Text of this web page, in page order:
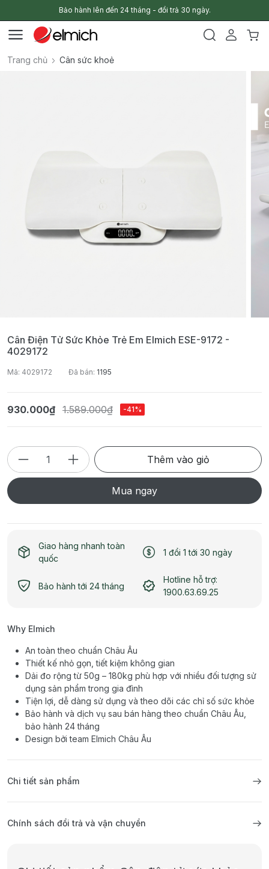
Bảo hành lên đến 24 tháng - đổi trả 30 ngày.
Trang chủ Cân sức khoẻ
Cân Điện Tử Sức Khỏe Trẻ Em Elmich ESE-9172 -
4029172
Mã: 4029172 Đã bán: 1195
930.000₫ 1.589.000₫ -41%
Thêm vào giỏ
Mua ngay
Giao hàng nhanh toàn
quốc
1 đổi 1 tới 30 ngày
Bảo hành tới 24 tháng
Hotline hỗ trợ:
1900.63.69.25
Why Elmich
An toàn theo chuẩn Châu Âu
Thiết kế nhỏ gọn, tiết kiệm không gian
Dải đo rộng từ 50g – 180kg phù hợp với nhiều đối tượng sử
dụng sản phẩm trong gia đình
Tiện lợi, dễ dàng sử dụng và theo dõi các chỉ số sức khỏe
Bảo hành và dịch vụ sau bán hàng theo chuẩn Châu Âu,
bảo hành 24 tháng
Design bởi team Elmich Châu Âu
Chi tiết sản phẩm
Chính sách đổi trả và vận chuyển